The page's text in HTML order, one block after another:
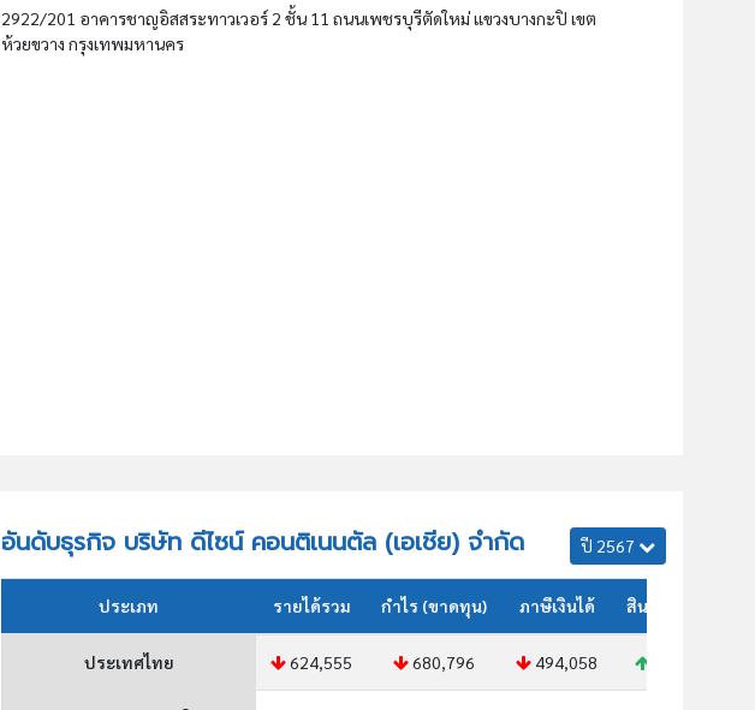
2922/201 อาคารชาญอิสสระทาวเวอร์ 2 ชั้น 11 ถนนเพชรบุรีตัดใหม่ แขวงบางกะปิ เขต
ห้วยขวาง กรุงเทพมหานคร
อันดับธุรกิจ บริษัท ดีไซน์ คอนติเนนตัล (เอเชีย) จำกัด ปี 2567
ประเภท รายได้รวม กำไร (ขาดทุน) ภาษีเงินได้ สินทรัพย์รวม
ประเทศไทย 624,555 680,796 494,058